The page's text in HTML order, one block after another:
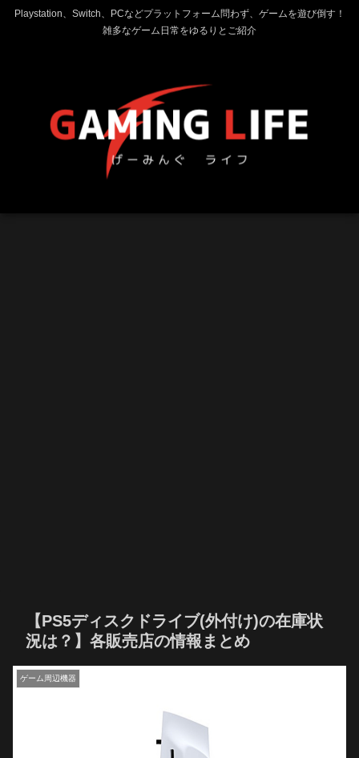
Playstation、Switch、PCなどプラットフォーム問わず、ゲームを遊び倒す！
雑多なゲーム日常をゆるりとご紹介
【PS5ディスクドライブ(外付け)の在庫状
況は？】各販売店の情報まとめ
ゲーム周辺機器